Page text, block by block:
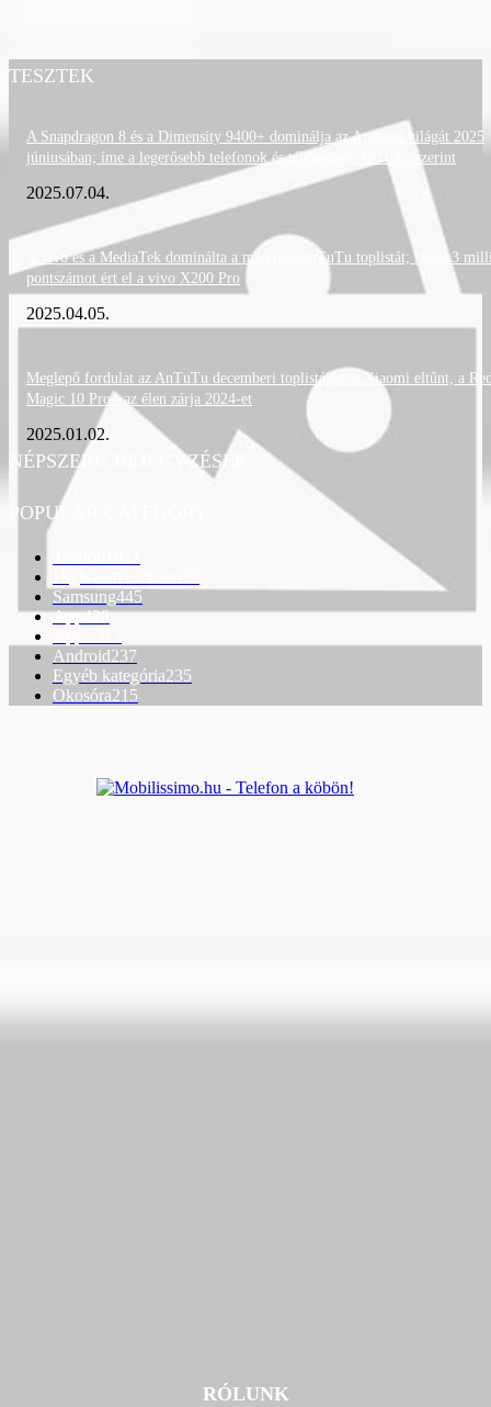
TESZTEK
A Snapdragon 8 és a Dimensity 9400+ dominálja az Android világát 2025
júniusában; íme a legerősebb telefonok és táblagépek AnTuTu szerint
2025.07.04.
A vivo és a MediaTek dominálta a márciusi AnTuTu toplistát; közel 3
pontszámot ért el a vivo X200 Pro
2025.04.05.
Meglepő fordulat az AnTuTu decemberi toplistáján: a Xiaomi eltűnt, a
Magic 10 Pro+ az élen zárja 2024-et
2025.01.02.
NÉPSZERŰ BEJEGYZÉSEK
POPULAR CATEGORY
Samsung445
App428
Android237
Egyéb kategória235
Okosóra215
RÓLUNK